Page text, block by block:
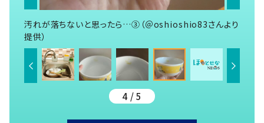
汚れが落ちないと思ったら…③（＠oshioshio83さんより
提供）
4 / 5